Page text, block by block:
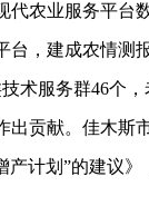
农业服务平台数
台，建成农情测
术服务群46个，
出贡献。佳木斯
计划”的建议》